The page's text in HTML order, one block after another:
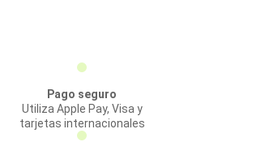
Pago seguro
Utiliza Apple Pay, Visa y
tarjetas internacionales